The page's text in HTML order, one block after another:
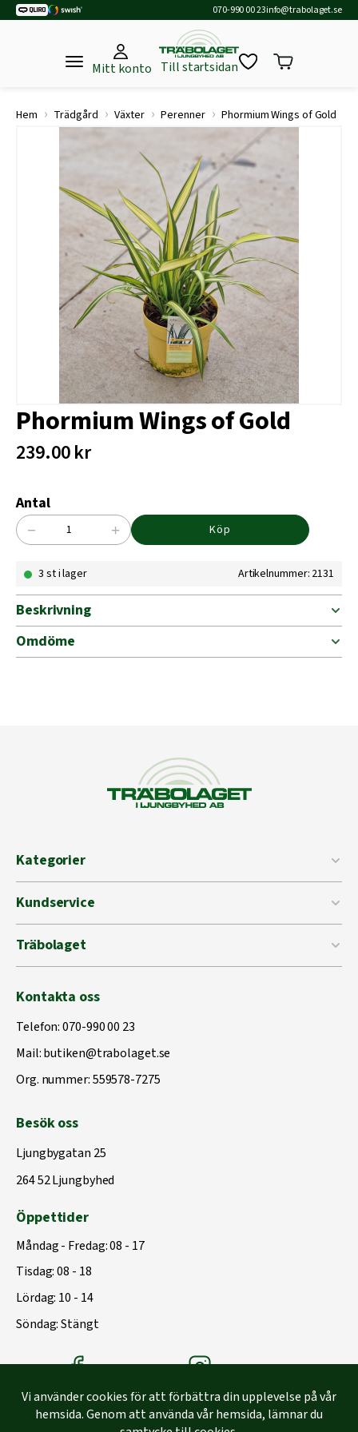
070-990 00 23info@trabolaget.se
Mitt konto Till startsidan
Hem › Trädgård › Växter › Perenner › Phormium Wings of Gold
Phormium Wings of Gold
239.00kr
Antal
Phormium
mängd
− + Köp
3 st i lager Artikelnummer: 2131
Beskrivning
Omdöme
Kategorier
Kundservice
Träbolaget
Kontakta oss
Telefon:070-990 00 23
Mail:butiken@trabolaget.se
Org. nummer: 559578-7275
Besök oss
Ljungbygatan 25
264 52 Ljungbyhed
Öppettider
Måndag - Fredag: 08 - 17
Tisdag: 08 - 18
Lördag: 10 - 14
Söndag: Stängt
Träbolagets FacebookTräbolagets instagram